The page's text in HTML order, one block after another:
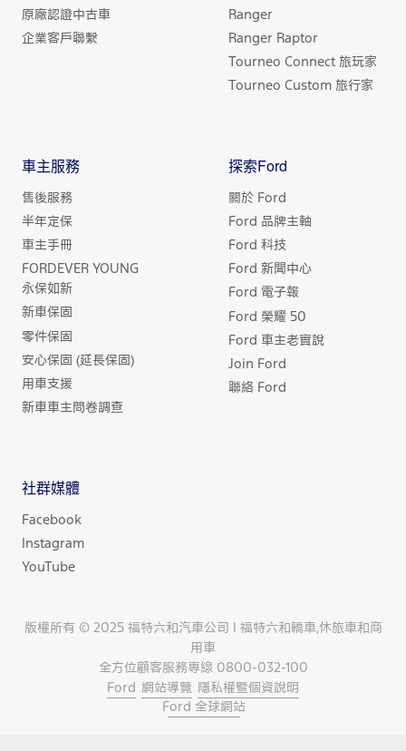
原廠認證中古車
企業客戶聯繫
Ranger
Ranger Raptor
Tourneo Connect 旅玩家
Tourneo Custom 旅行家
車主服務
售後服務
半年定保
車主手冊
FORDEVER YOUNG
永保如新
新車保固
零件保固
安心保固 (延長保固)
用車支援
新車車主問卷調查
探索Ford
關於 Ford
Ford 品牌主軸
Ford 科技
Ford 新聞中心
Ford 電子報
Ford 榮耀 50
Ford 車主老實說
Join Ford
聯絡 Ford
社群媒體
Facebook
Instagram
YouTube
版權所有 © 2025 福特六和汽車公司 | 福特六和轎車,休旅車和商
用車
全方位顧客服務專線 0800-032-100
Ford 網站導覽 隱私權暨個資說明
Ford 全球網站